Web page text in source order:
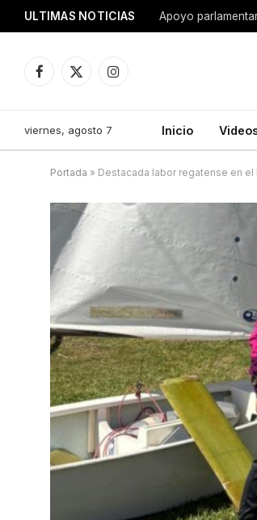
ULTIMAS NOTICIAS Apoyo
Facebook
X
Instagram
viernes, agosto 7 Inicio
Portada » Destacada labor regatense en